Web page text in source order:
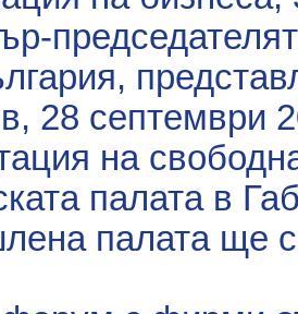
, 28 септември
на
палата в
палата ще